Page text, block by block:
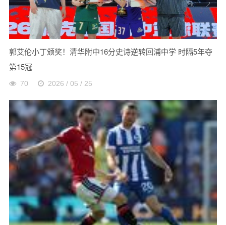
郭艾伦小丁颁奖！清华附中16分史诗逆转回浦中学 时隔5年夺
第15冠
70 2026 / 05 / 25